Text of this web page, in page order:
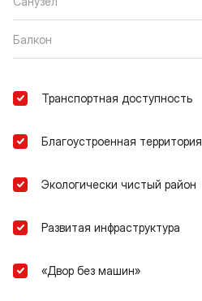
Балкон
Транспортная доступность
Благоустроенная территория
Экологически чистый район
Развитая инфраструктура
«Двор без машин»